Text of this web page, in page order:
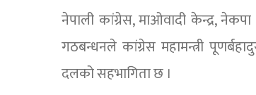
नेपाली कांग्रेस, माओवादी केन्द्र,
गठबन्धनले कांग्रेस महामन्त्री
दलको सहभागिता छ ।